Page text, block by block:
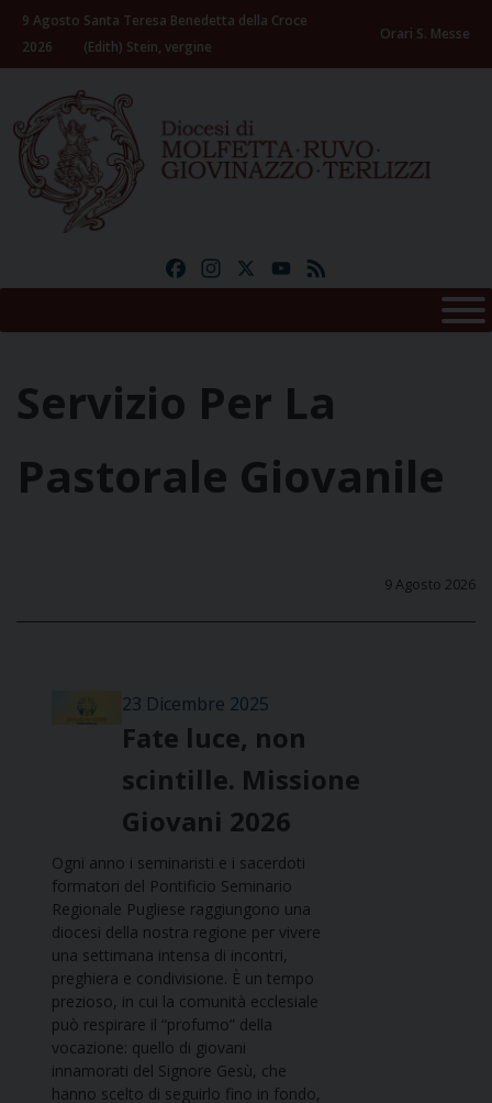
Skip
content
9 Agosto
2026
Santa Teresa Benedetta della Croce
(Edith) Stein, vergine
Orari S. Messe
FacebookInstagramYouTube
Servizio Per La
Pastorale Giovanile
9 Agosto 2026
23 Dicembre 2025
Fate luce, non
scintille. Missione
Giovani 2026
Ogni anno i seminaristi e i sacerdoti
formatori del Pontificio Seminario
Regionale Pugliese raggiungono una
diocesi della nostra regione per vivere
una settimana intensa di incontri,
preghiera e condivisione. È un tempo
prezioso, in cui la comunità ecclesiale
può respirare il “profumo” della
vocazione: quello di giovani
innamorati del Signore Gesù, che
hanno scelto di seguirlo fino in fondo,